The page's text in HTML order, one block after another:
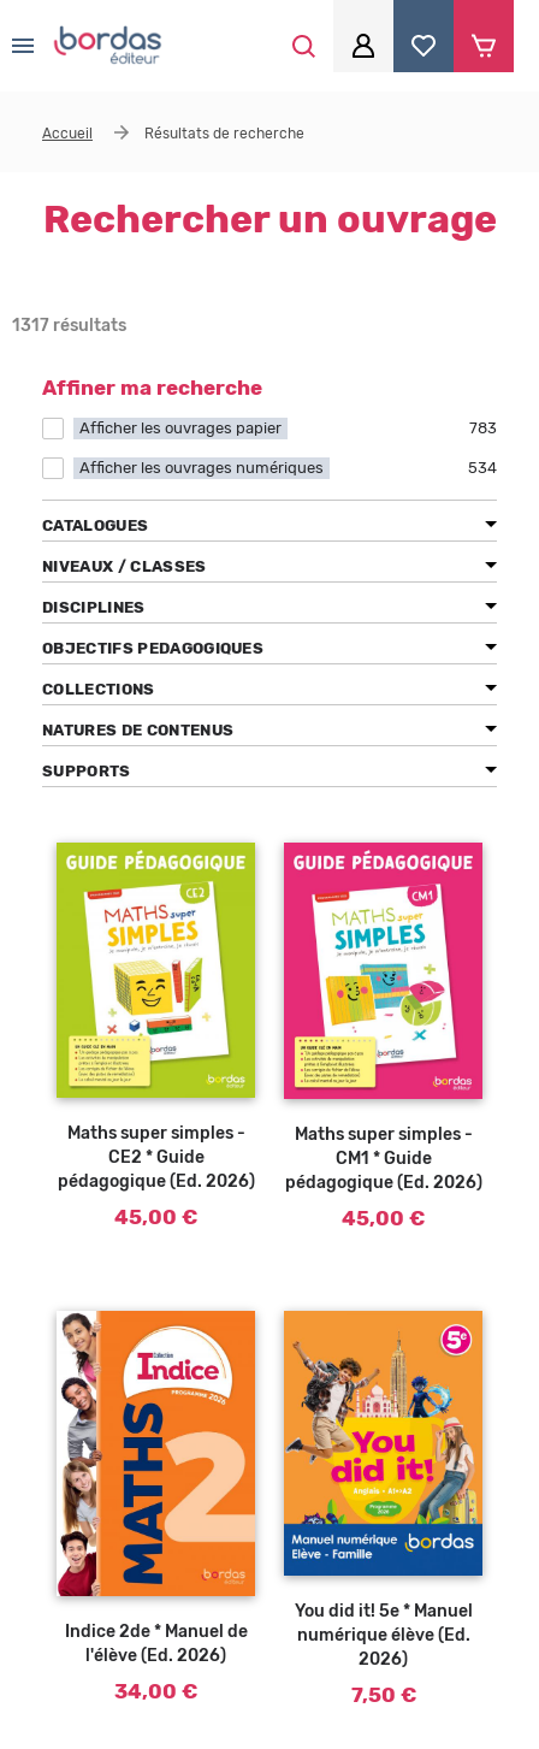
Se souvenir de moi
Bénéficiez de tarifs préférentiels
Téléchargez des ressources gratuites
Accueil Résultats de recherche
Rechercher un ouvrage
1317 résultats
Ajouter au
Maths super simples -
CE2 * Guide
pédagogique (Ed. 2026)
45,00 €
Ajouter au
Maths super simples -
CM1 * Guide
pédagogique (Ed. 2026)
45,00 €
Ajouter au
Indice 2de * Manuel de
l'élève (Ed. 2026)
34,00 €
You did it! 5e * Manuel
numérique élève (Ed.
2026)
7,50 €
Affiner ma recherche
Afficher les ouvrages papier 783
Apply Afficher les ouvrages papier filter
Afficher les ouvrages numériques 534
Apply Afficher les ouvrages numériques filter
CATALOGUES
NIVEAUX / CLASSES
DISCIPLINES
OBJECTIFS PEDAGOGIQUES
COLLECTIONS
NATURES DE CONTENUS
SUPPORTS